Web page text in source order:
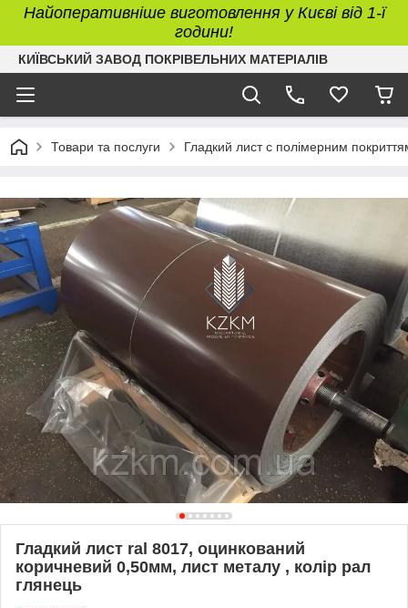
Найоперативніше виготовлення у Києві від 1-ї
години!
КИЇВСЬКИЙ ЗАВОД ПОКРІВЕЛЬНИХ МАТЕРІАЛІВ
Товари та послуги Гладкий лист c полімерним
Гладкий лист ral 8017, оцинкований
коричневий 0,50мм, лист металу , колір рал
глянець